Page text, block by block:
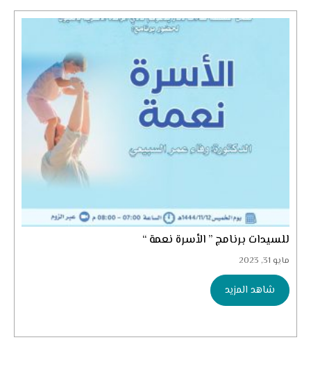
للسيدات برنامج ” الأسرة نعمة “
مايو 31, 2023
شاهد المزيد